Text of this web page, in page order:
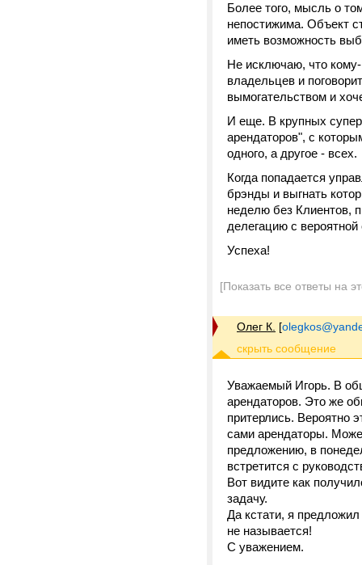
Более того, мысль о
непостижима. Объект
иметь возможность
Не исключаю, что кому-
владельцев и
вымогательством и
И еще. В крупных
арендаторов", с
одного, а другое - всех.
Когда попадается
брэнды и выгнать
неделю без Клиентов,
делегацию с вероятной
Успеха!
[Показать все ответы на
Олег К. [
Уважаемый Игорь. В
арендаторов. Это же
притерлись. Вероятно
сами арендаторы.
предложению, в
встретится с
Вот видите как
задачу.
Да кстати, я предложил
не называется!
С уважением.